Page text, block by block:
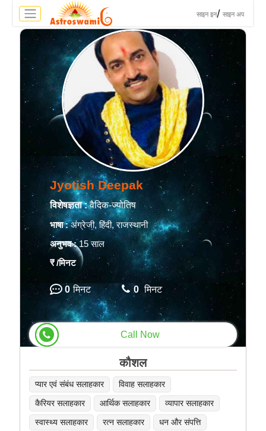
साइन इन/ साइन अप
Jyotish Deepak
विशेषज्ञता :वैदिक-ज्योतिष
भाषा :अंग्रेजी, हिंदी, राजस्थानी
अनुभव :15 साल
₹/मिनट
0 मिनट 0 मिनट
Call Now
कौशल
प्यार एवं संबंध सलाहकार
विवाह सलाहकार
कैरियर सलाहकार
आर्थिक सलाहकार
व्यापार सलाहकार
स्वास्थ्य सलाहकार
रत्न सलाहकार
धन और संपत्ति